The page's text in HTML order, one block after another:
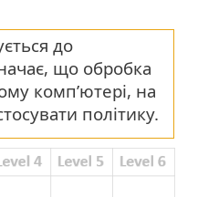
до
що обробка
комп’ютері, на
політику.